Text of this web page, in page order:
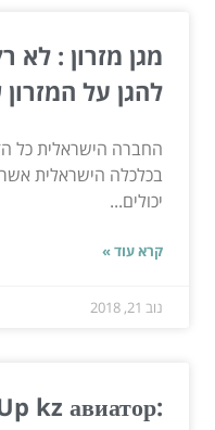
מגן מזרון : לא
להגן על
החברה הישראלית כל
בכלכלה הישראלית
יכולים...
קרא עוד »
נוב 21, 2018
kz авиатор: